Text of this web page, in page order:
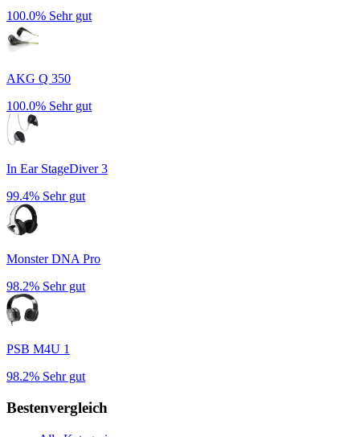
100.0% Sehr gut
AKG Q 350
100.0% Sehr gut
In Ear StageDiver 3
99.4% Sehr gut
Monster DNA Pro
98.2% Sehr gut
PSB M4U 1
98.2% Sehr gut
Bestenvergleich